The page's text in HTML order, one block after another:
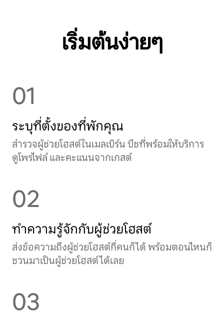
เริ่มต้นง่ายๆ
01
ระบุที่ตั้งของที่พักคุณ
สำรวจผู้ช่วยโฮสต์ในเมลเบิร์น บีชที่พร้อมให้บริการ
ดูโพรไฟล์ และคะแนนจากเกสต์
02
ทำความรู้จักกับผู้ช่วยโฮสต์
ส่งข้อความถึงผู้ช่วยโฮสต์กี่คนก็ได้ พร้อมตอนไหนก็
ชวนมาเป็นผู้ช่วยโฮสต์ได้เลย
03